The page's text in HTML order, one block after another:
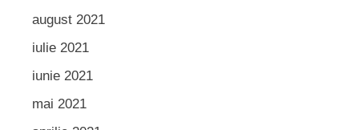
august 2021
iulie 2021
iunie 2021
mai 2021